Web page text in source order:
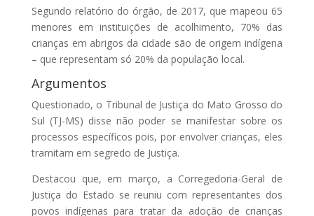
Segundo relatório do órgão, de 2017, que mapeou 65
menores em instituições de acolhimento, 70% das
crianças em abrigos da cidade são de origem indígena
– que representam só 20% da população local.
Argumentos
Questionado, o Tribunal de Justiça do Mato Grosso do
Sul (TJ-MS) disse não poder se manifestar sobre os
processos específicos pois, por envolver crianças, eles
tramitam em segredo de Justiça.
Destacou que, em março, a Corregedoria-Geral de
Justiça do Estado se reuniu com representantes dos
povos indígenas para tratar da adoção de crianças